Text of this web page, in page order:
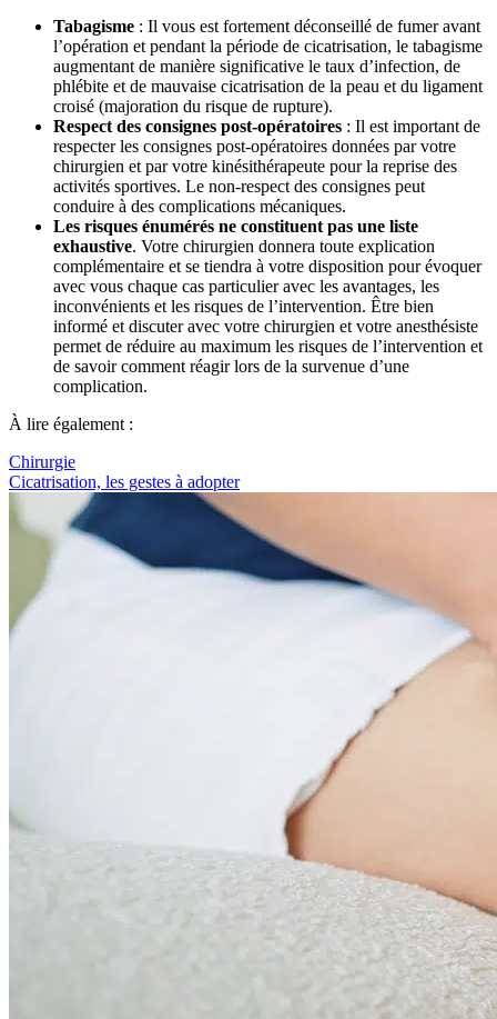
Tabagisme : Il vous est fortement déconseillé de fumer avant
l’opération et pendant la période de cicatrisation, le tabagisme
augmentant de manière significative le taux d’infection, de
phlébite et de mauvaise cicatrisation de la peau et du ligament
croisé (majoration du risque de rupture).
Respect des consignes post-opératoires : Il est important de
respecter les consignes post-opératoires données par votre
chirurgien et par votre kinésithérapeute pour la reprise des
activités sportives. Le non-respect des consignes peut
conduire à des complications mécaniques.
Les risques énumérés ne constituent pas une liste
exhaustive. Votre chirurgien donnera toute explication
complémentaire et se tiendra à votre disposition pour évoquer
avec vous chaque cas particulier avec les avantages, les
inconvénients et les risques de l’intervention. Être bien
informé et discuter avec votre chirurgien et votre anesthésiste
permet de réduire au maximum les risques de l’intervention et
de savoir comment réagir lors de la survenue d’une
complication.
À lire également :
Chirurgie
Cicatrisation, les gestes à adopter